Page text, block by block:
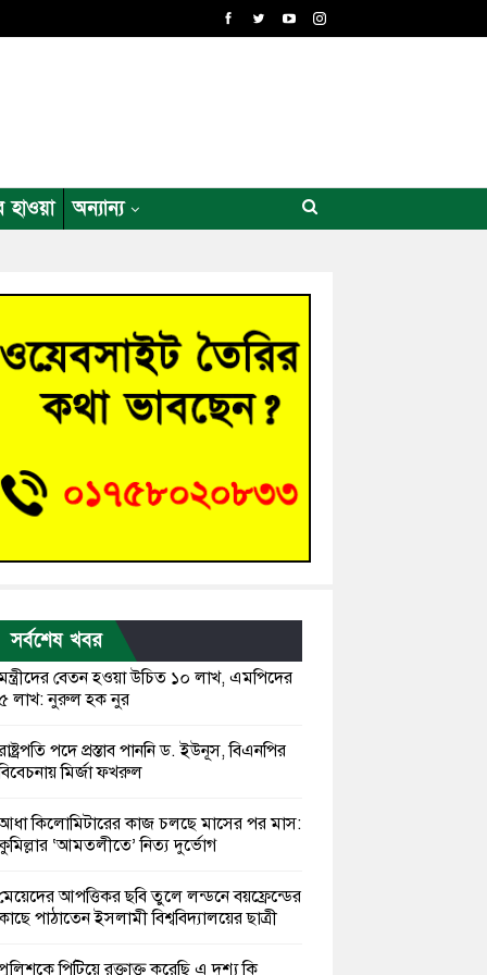
হাওয়া অন্যান্য
সর্বশেষ খবর
বেতন হওয়া উচিত ১০ লাখ, এমপিদের
লাখ: নুরুল হক নুর
পদে প্রস্তাব পাননি ড. ইউনূস, বিএনপির
মির্জা ফখরুল
কিলোমিটারের কাজ চলছে মাসের পর মাস:
‘আমতলীতে’ নিত্য দুর্ভোগ
আপত্তিকর ছবি তুলে লন্ডনে বয়ফ্রেন্ডের
পাঠাতেন ইসলামী বিশ্ববিদ্যালয়ের ছাত্রী
পিটিয়ে রক্তাক্ত করেছি এ দৃশ্য কি